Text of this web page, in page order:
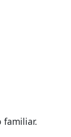
familiar.